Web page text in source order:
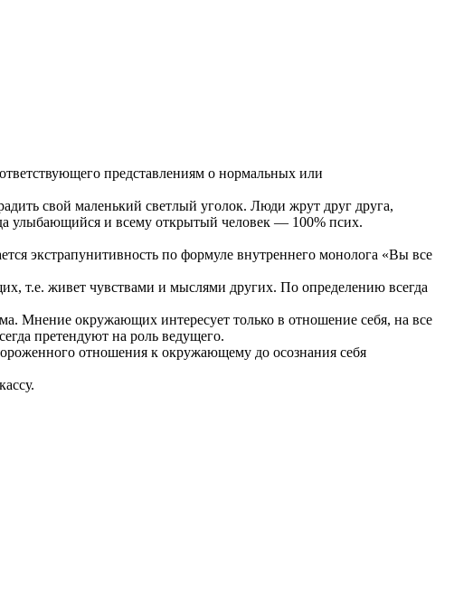
представлениям о нормальных или
свой маленький светлый уголок. Люди жрут друг друга,
улыбающийся и всему открытый человек — 100% псих.
экстрапунитивность по формуле внутреннего монолога «Вы все
т.е. живет чувствами и мыслями других. По определению всегда
Мнение окружающих интересует только в отношение себя, на все
претендуют на роль ведущего.
отношения к окружающему до осознания себя